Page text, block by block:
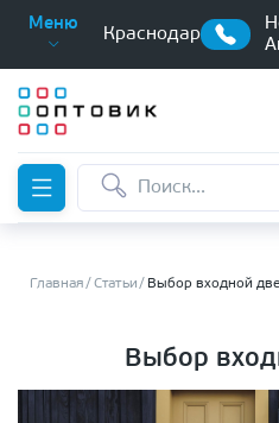
Меню
Краснодар
Главная Статьи Выбор входной
Выбор